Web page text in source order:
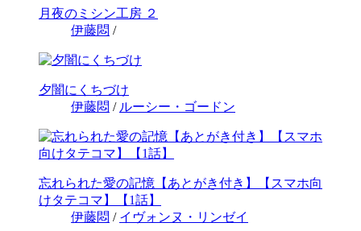
月夜のミシン工房 ２
伊藤悶 /
夕闇にくちづけ
伊藤悶 / ルーシー・ゴードン
忘れられた愛の記憶【あとがき付き】【スマホ向
けタテコマ】【1話】
伊藤悶 / イヴォンヌ・リンゼイ